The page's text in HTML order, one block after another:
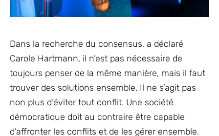
Dans la recherche du consensus, a déclaré
Carole Hartmann, il n’est pas nécessaire de
toujours penser de la même manière, mais il faut
trouver des solutions ensemble. Il ne s’agit pas
non plus d’éviter tout conflit. Une société
démocratique doit au contraire être capable
d’affronter les conflits et de les gérer ensemble.